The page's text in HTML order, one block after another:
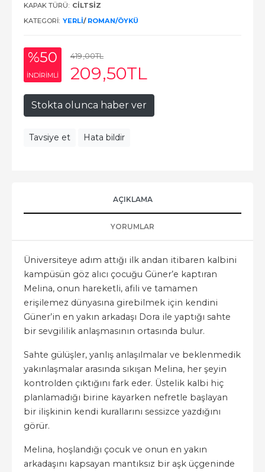
KAPAK TÜRÜ: CİLTSİZ
KATEGORI: YERLI/ ROMAN/ÖYKÜ
%50
INDIRIMLI
419,00TL
209,50TL
Stokta olunca haber ver
Tavsiye et Hata bildir
AÇIKLAMA
YORUMLAR
Üniversiteye adım attığı ilk andan itibaren kalbini
kampüsün göz alıcı çocuğu Güner’e kaptıran
Melina, onun hareketli, afili ve tamamen
erişilemez dünyasına girebilmek için kendini
Güner’in en yakın arkadaşı Dora ile yaptığı sahte
bir sevgililik anlaşmasının ortasında bulur.
Sahte gülüşler, yanlış anlaşılmalar ve beklenmedik
yakınlaşmalar arasında sıkışan Melina, her şeyin
kontrolden çıktığını fark eder. Üstelik kalbi hiç
planlamadığı birine kayarken nefretle başlayan
bir ilişkinin kendi kurallarını sessizce yazdığını
görür.
Melina, hoşlandığı çocuk ve onun en yakın
arkadaşını kapsayan mantıksız bir aşk üçgeninde